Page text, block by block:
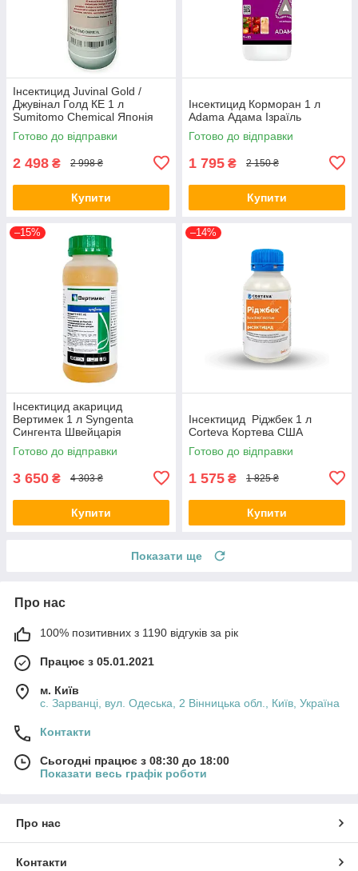
Інсектицид Juvinal Gold /
Джувінал Голд КЕ 1 л
Sumitomo Chemical Японія
Готово до відправки
2 498 ₴ 2 998 ₴
Купити
Інсектицид Корморан 1 л
Аdama Адама Ізраїль
Готово до відправки
1 795 ₴ 2 150 ₴
Купити
–15%
Інсектицид акарицид
Вертимек 1 л Syngenta
Сингента Швейцарія
Готово до відправки
3 650 ₴ 4 303 ₴
Купити
–14%
Інсектицид Ріджбек 1 л
Corteva Кортева США
Готово до відправки
1 575 ₴ 1 825 ₴
Купити
Показати ще
Про нас
100% позитивних з 1190 відгуків за рік
Працює з 05.01.2021
м. Київ
с. Зарванці, вул. Одеська, 2 Вінницька обл., Київ, Україна
Контакти
Сьогодні працює з 08:30 до 18:00
Показати весь графік роботи
Про нас
Контакти